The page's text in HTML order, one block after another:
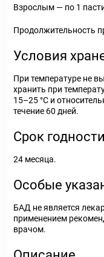
Взрослым — по 1
Продолжительность
Условия
При температуре не
хранить при
15–25 °С и
течение 60 дней.
Срок годности
24 месяца.
Особые
БАД не является
применением
врачом.